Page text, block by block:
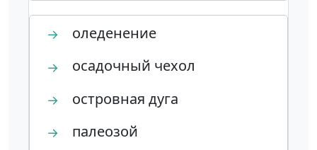
→ оледенение
→ осадочный чехол
→ островная дуга
→ палеозой